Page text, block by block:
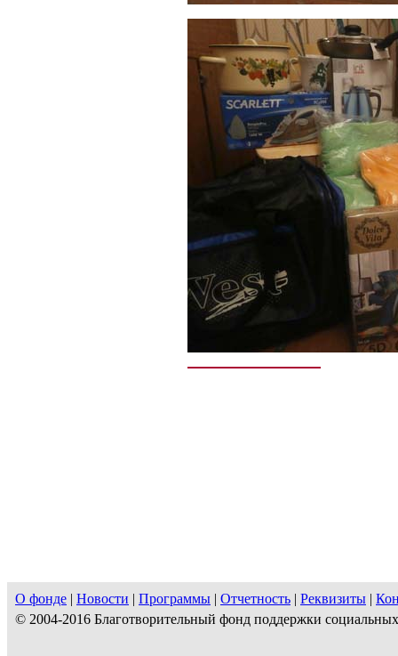
О фонде | Новости | Программы | Отчетность | Реквизиты |
© 2004-2016 Благотворительный фонд поддержки